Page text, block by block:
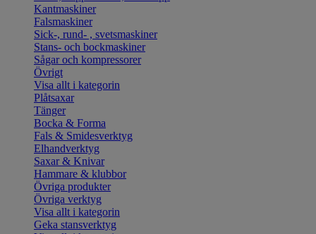
Kantmaskiner
Falsmaskiner
Sick-, rund- , svetsmaskiner
Stans- och bockmaskiner
Sågar och kompressorer
Övrigt
Visa allt i kategorin
Plåtsaxar
Tänger
Bocka & Forma
Fals & Smidesverktyg
Elhandverktyg
Saxar & Knivar
Hammare & klubbor
Övriga produkter
Övriga verktyg
Visa allt i kategorin
Geka stansverktyg